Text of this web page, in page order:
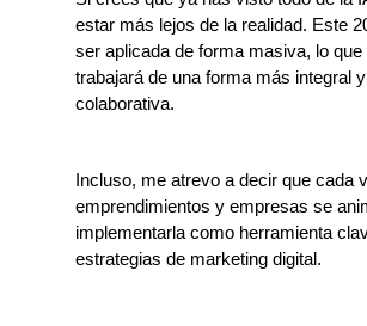
estar más lejos de la realidad. Este
ser aplicada de forma masiva, lo
trabajará de una forma más integral
colaborativa.
Incluso, me atrevo a decir que cada
emprendimientos y empresas se
implementarla como herramienta
estrategias de marketing digital.